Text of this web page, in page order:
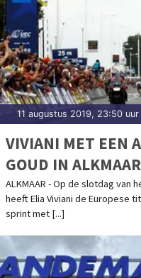
11 augustus 2019, 23:50 uur
VIVIANI MET EEN
GOUD IN ALKMAAR
ALKMAAR - Op de slotdag van
heeft Elia Viviani de Europese
sprint met [...]